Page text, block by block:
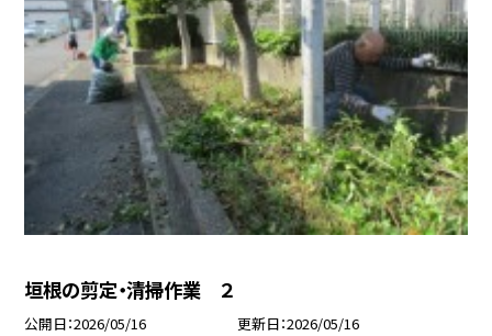
垣根の剪定・清掃作業 ２
公開日 2026/05/16 更新日 2026/05/16